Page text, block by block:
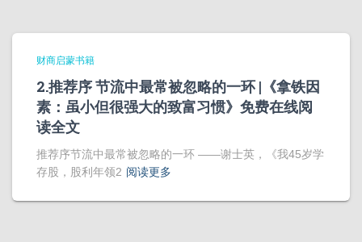
财商启蒙书籍
2.推荐序 节流中最常被忽略的一环 |《拿铁因
素：虽小但很强大的致富习惯》免费在线阅
读全文
推荐序节流中最常被忽略的一环 ——谢士英，《我45岁学
存股，股利年领2 阅读更多